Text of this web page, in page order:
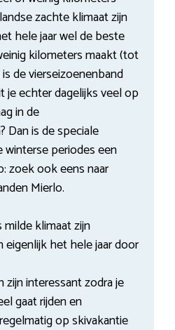
zachte klimaat zijn
hele jaar wel de beste
kilometers maakt (tot
de vierseizoenenband
je echter dagelijks veel op
in de
Dan is de speciale
periodes een
zoek ook eens naar
Mierlo.
klimaat zijn
eigenlijk het hele jaar door
zijn interessant zodra je
gaat rijden en
op skivakantie